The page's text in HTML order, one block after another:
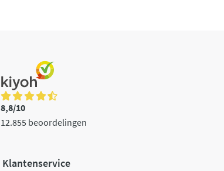
8,8/10
12.855 beoordelingen
Klantenservice